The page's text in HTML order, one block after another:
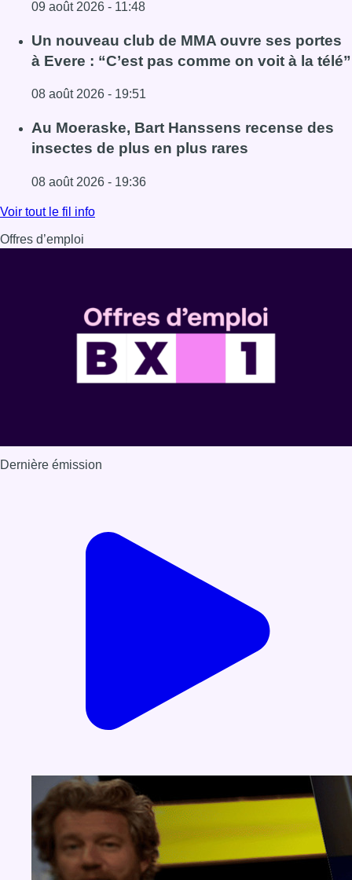
09 août 2026 - 11:48
Lire l'article Deux personnes hospitalisées après un
Un nouveau club de MMA ouvre ses portes
à Evere : “C’est pas comme on voit à la télé”
08 août 2026 - 19:51
Lire l'article Un nouveau club de MMA ouvre ses portes à
Au Moeraske, Bart Hanssens recense des
insectes de plus en plus rares
08 août 2026 - 19:36
Lire l'article Au Moeraske, Bart Hanssens recense des
Voir tout le fil info
Offres d’emploi
Dernière émission